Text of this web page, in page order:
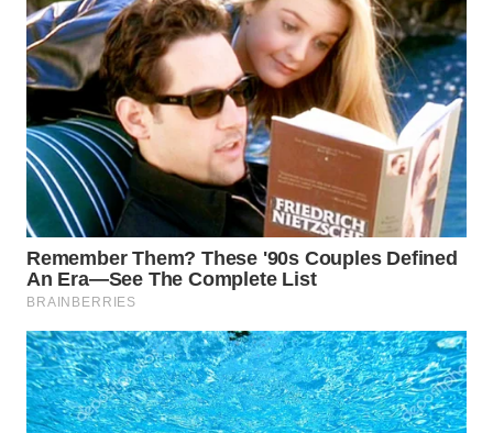
WN
PRIANGAN
TIMUR
WN
SEMARANG
WN
SOLO
WN
BOROBUDUR
WN
MADURA